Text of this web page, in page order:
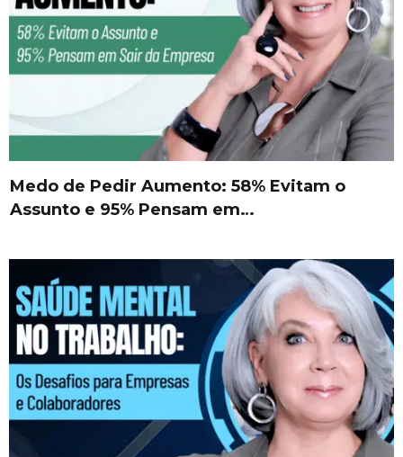
Medo de Pedir Aumento: 58% Evitam o
Assunto e 95% Pensam em…